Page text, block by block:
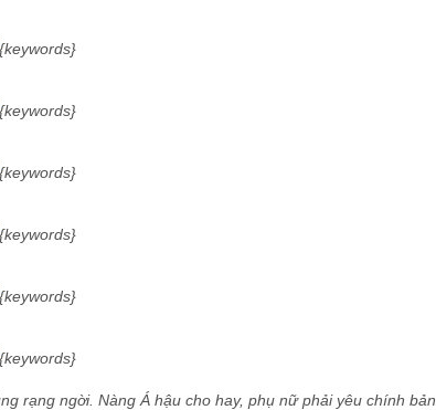
rạng ngời. Nàng Á hậu cho hay, phụ nữ phải yêu chính bản